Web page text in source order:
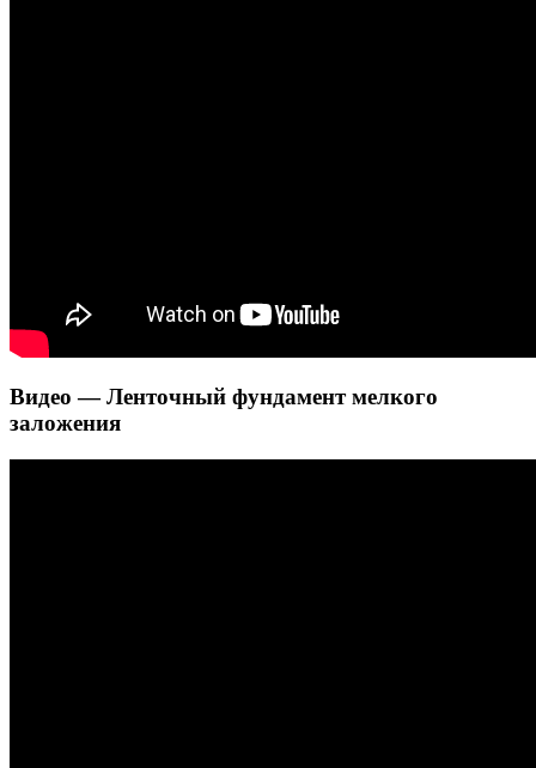
Видео — Ленточный фундамент мелкого
заложения